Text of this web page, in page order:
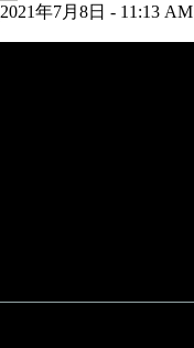
2021年7月8日 - 11:13 AM